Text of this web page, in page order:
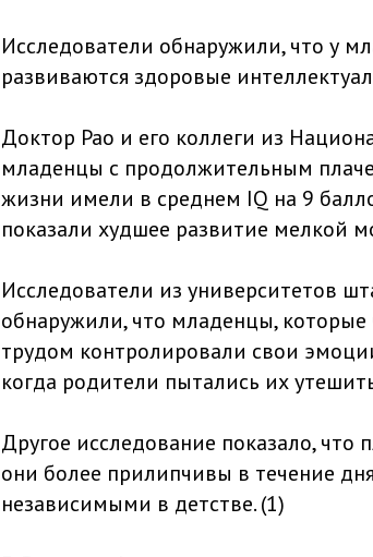
Исследователи обнаружили, что у
развиваются здоровые
Доктор Рао и его коллеги из
младенцы с продолжительным
жизни имели в среднем IQ на 9
показали худшее развитие мелкой
Исследователи из университетов
обнаружили, что младенцы,
трудом контролировали свои
когда родители пытались их
Другое исследование показало,
они более прилипчивы в течение
независимыми в детстве. (1)